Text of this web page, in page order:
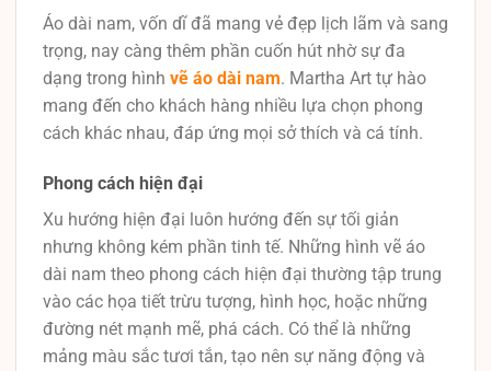
Áo dài nam, vốn dĩ đã mang vẻ đẹp lịch lãm và sang
trọng, nay càng thêm phần cuốn hút nhờ sự đa
dạng trong hình vẽ áo dài nam. Martha Art tự hào
mang đến cho khách hàng nhiều lựa chọn phong
cách khác nhau, đáp ứng mọi sở thích và cá tính.
Phong cách hiện đại
Xu hướng hiện đại luôn hướng đến sự tối giản
nhưng không kém phần tinh tế. Những hình vẽ áo
dài nam theo phong cách hiện đại thường tập trung
vào các họa tiết trừu tượng, hình học, hoặc những
đường nét mạnh mẽ, phá cách. Có thể là những
mảng màu sắc tươi tắn, tạo nên sự năng động và